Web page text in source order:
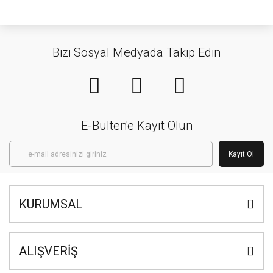
Bizi Sosyal Medyada Takip Edin
E-Bülten'e Kayıt Olun
Kayıt Ol
KURUMSAL
ALIŞVERİŞ